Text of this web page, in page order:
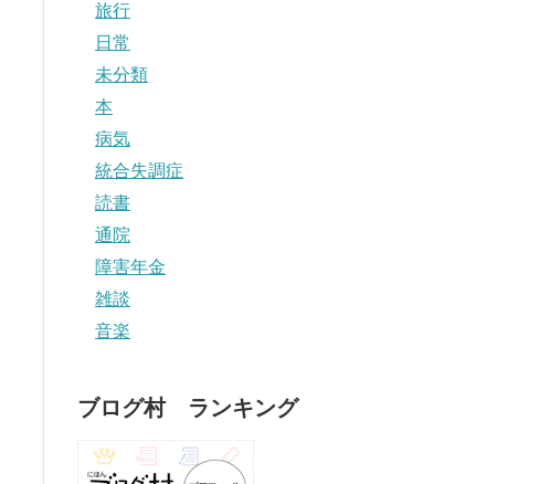
旅行
日常
未分類
本
病気
統合失調症
読書
通院
障害年金
雑談
音楽
ブログ村 ランキング